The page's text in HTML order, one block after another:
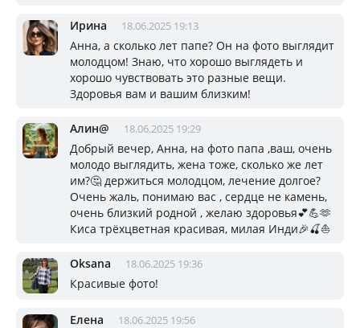
Ирина 18.06.2025 19:13
Анна, а сколько лет папе? Он на фото выглядит
молодцом! Знаю, что хорошо выглядеть и
хорошо чувствовать это разные вещи.
Здоровья вам и вашим близким!
Алин@ 18.06.2025 19:29
Добрый вечер, Анна, на фото папа ,ваш, очень
молодо выглядить, жена тоже, сколько же лет
им?🤔 держиться молодцом, лечение долгое?
Очень жаль, понимаю вас , сердце не камень,
очень близкий родной , желаю здоровья💕💪🫶
Киса трёхцветная красивая, милая Инди🎉🍒⛵️
Oksana 18.06.2025 19:36
Красивые фото!
Елена 18.06.2025 19:56